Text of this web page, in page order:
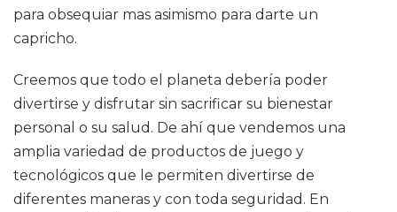
para obsequiar mas asimismo para darte un
capricho.
Creemos que todo el planeta debería poder
divertirse y disfrutar sin sacrificar su bienestar
personal o su salud. De ahí que vendemos una
amplia variedad de productos de juego y
tecnológicos que le permiten divertirse de
diferentes maneras y con toda seguridad. En